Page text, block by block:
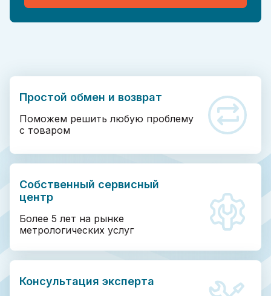
Простой обмен и возврат
Поможем решить любую проблему
с товаром
Собственный сервисный
центр
Более 5 лет на рынке
метрологических услуг
Консультация эксперта